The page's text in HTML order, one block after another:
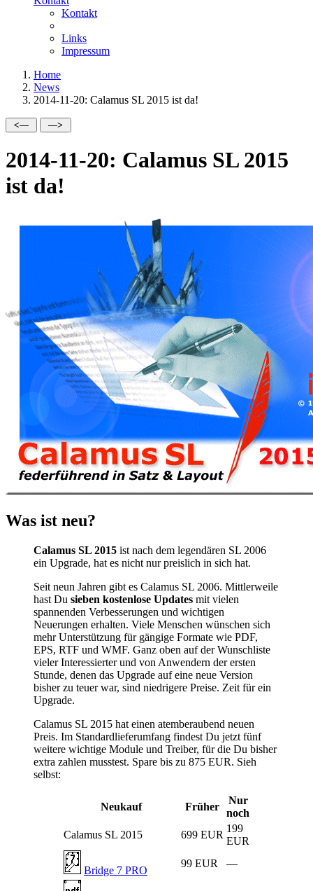
Kontakt
Links
Impressum
Home
News
2014-11-20: Calamus SL 2015 ist da!
2014-11-20: Calamus SL 2015
ist da!
Was ist neu?
Calamus SL 2015 ist nach dem legendären SL 2006
ein Upgrade, hat es nicht nur preislich in sich hat.
Seit neun Jahren gibt es Calamus SL 2006. Mittlerweile
hast Du sieben kostenlose Updates mit vielen
spannenden Verbesserungen und wichtigen
Neuerungen erhalten. Viele Menschen wünschen sich
mehr Unterstützung für gängige Formate wie PDF,
EPS, RTF und WMF. Ganz oben auf der Wunschliste
vieler Interessierter und von Anwendern der ersten
Stunde, denen das Upgrade auf eine neue Version
bisher zu teuer war, sind niedrigere Preise. Zeit für ein
Upgrade.
Calamus SL 2015 hat einen atemberaubend neuen
Preis. Im Standardlieferumfang findest Du jetzt fünf
weitere wichtige Module und Treiber, für die Du bisher
extra zahlen musstest. Spare bis zu 875 EUR. Sieh
selbst:
Neukauf Früher
Nur
noch
Calamus SL 2015
699 EUR
199
EUR
Bridge 7 PRO
99 EUR —